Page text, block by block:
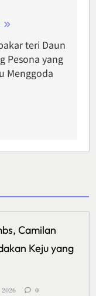
teri Daun
Pesona yang
Menggoda
Camilan
Keju yang
2026 0